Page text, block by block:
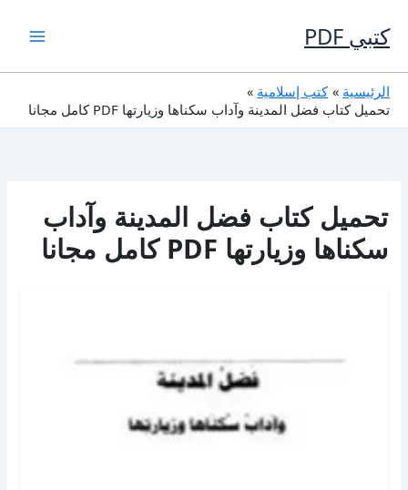
إلى
المحتوى
كتبي PDF
الرئيسية
كتب إسلامية
تحميل كتاب فضل المدينة وآداب سكناها وزيارتها PDF كامل مجانا
تحميل كتاب فضل المدينة وآداب
سكناها وزيارتها PDF كامل مجانا